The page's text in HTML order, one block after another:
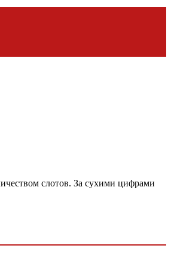
слотов. За сухими цифрами